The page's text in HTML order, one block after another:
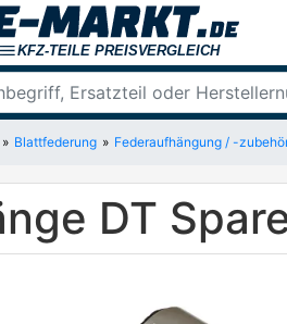
Blattfederung Federaufhängung / -
DT